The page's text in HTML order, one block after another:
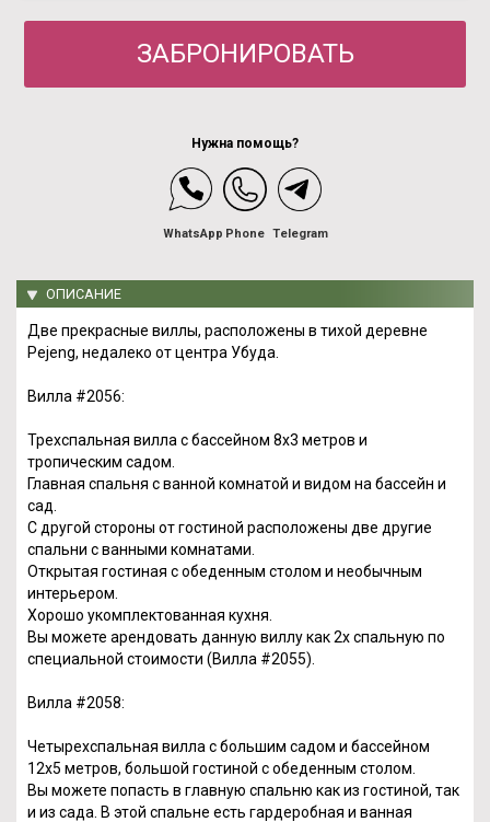
ЗАБРОНИРОВАТЬ
Нужна помощь?
WhatsApp Phone Telegram
ОПИСАНИЕ
Две прекрасные виллы, расположены в тихой деревне
Pejeng, недалеко от центра Убуда.
Вилла #2056:
Трехспальная вилла с бассейном 8х3 метров и
тропическим садом.
Главная спальня с ванной комнатой и видом на бассейн и
сад.
С другой стороны от гостиной расположены две другие
спальни с ванными комнатами.
Открытая гостиная с обеденным столом и необычным
интерьером.
Хорошо укомплектованная кухня.
Вы можете арендовать данную виллу как 2х спальную по
специальной стоимости (Вилла #2055).
Вилла #2058:
Четырехспальная вилла с большим садом и бассейном
12х5 метров, большой гостиной с обеденным столом.
Вы можете попасть в главную спальню как из гостиной, так
и из сада. В этой спальне есть гардеробная и ванная